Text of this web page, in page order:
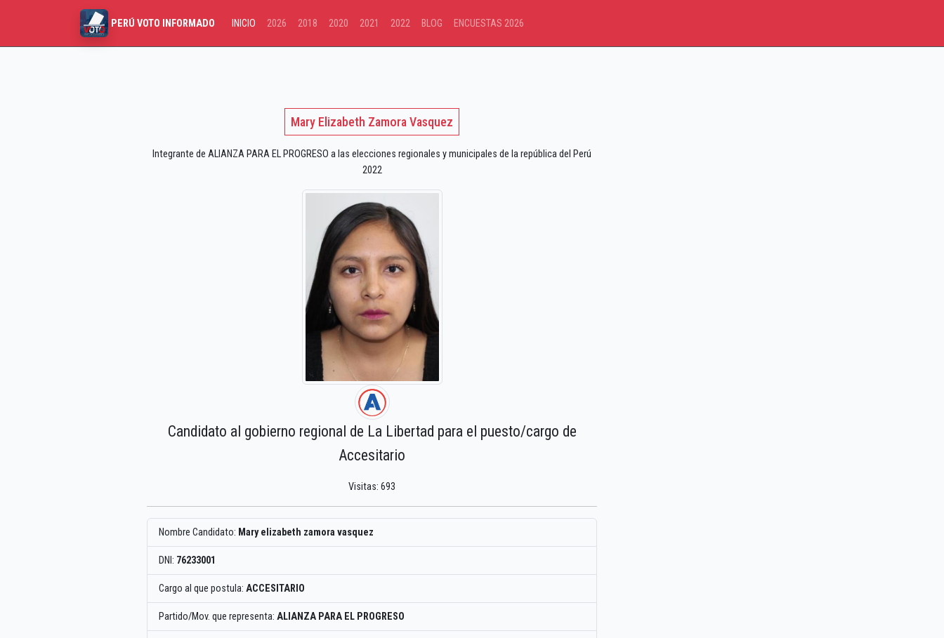
PERÚ VOTO INFORMADO INICIO 2026 2018 2020 2021 2022 BLOG ENCUESTAS 2026
Mary Elizabeth Zamora Vasquez
Integrante de ALIANZA PARA EL PROGRESO a las elecciones regionales y municipales de la república del Perú
2022
Candidato al gobierno regional de La Libertad para el puesto/cargo de
Accesitario
Visitas: 693
Nombre Candidato: Mary elizabeth zamora vasquez
DNI: 76233001
Cargo al que postula: ACCESITARIO
Partido/Mov. que representa: ALIANZA PARA EL PROGRESO